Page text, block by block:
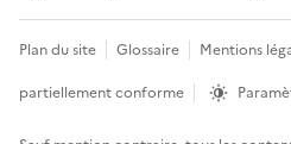
Plan du site Glossaire Mentions
partiellement conforme